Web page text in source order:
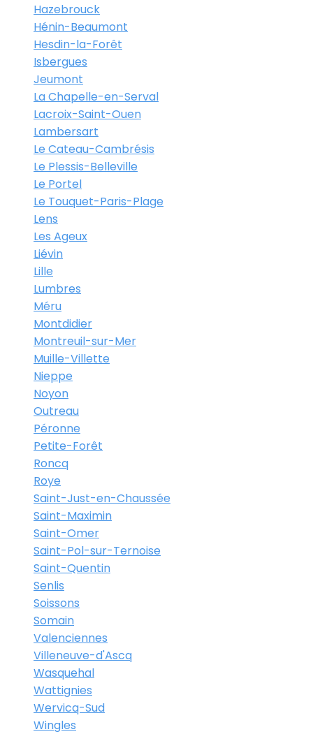
Hazebrouck
Hénin-Beaumont
Hesdin-la-Forêt
Isbergues
Jeumont
La Chapelle-en-Serval
Lacroix-Saint-Ouen
Lambersart
Le Cateau-Cambrésis
Le Plessis-Belleville
Le Portel
Le Touquet-Paris-Plage
Lens
Les Ageux
Liévin
Lille
Lumbres
Méru
Montdidier
Montreuil-sur-Mer
Muille-Villette
Nieppe
Noyon
Outreau
Péronne
Petite-Forêt
Roncq
Roye
Saint-Just-en-Chaussée
Saint-Maximin
Saint-Omer
Saint-Pol-sur-Ternoise
Saint-Quentin
Senlis
Soissons
Somain
Valenciennes
Villeneuve-d'Ascq
Wasquehal
Wattignies
Wervicq-Sud
Wingles